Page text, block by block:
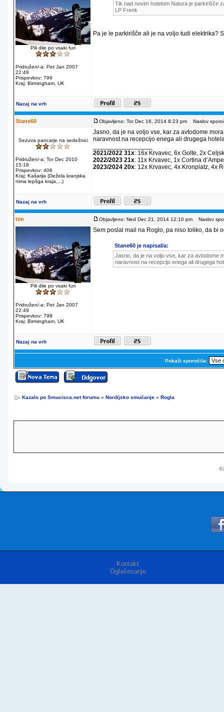
Pili dile po vsaki furi
Pridružen/-a: Pet Jan 2007
22:49
Prispevkov: 799
Kraj: Birmingham, UK
Tik nad novim hotelom Natura je parkirišče
LP Frenk
Pa je le parkirišče ali je na voljo tudi elektrika?
Nazaj na vrh
Stane60 Objavljeno: Tor Dec 16, 2014 8:23 pm Naslov
Sezuva pancarje na sedežnici
Pridružen/-a: Tor Dec 2010
15:18
Prispevkov: 406
Kraj: Kašarija (Dežela kranjska
nima lepšga kraja,...)
Jasno, da je na voljo vse, kar za avtodome
naravnost na recepcijo enega ali drugega
2021/2022 31x: 16x Krvavec, 6x Golte, 2x
2022/2023 21x: 11x Krvavec, 1x Cortina
2023/2024 20x: 12x Krvavec, 4x Kronplatz, 4x
Nazaj na vrh
tim Objavljeno: Ned Dec 21, 2014 12:10 pm Naslov
Pili dile po vsaki furi
Pridružen/-a: Pet Jan 2007
22:49
Prispevkov: 799
Kraj: Birmingham, UK
Sem poslal mail na Roglo, pa niso toliko, da bi
Stane60 je napisal/a:
Jasno, da je na voljo vse, kar za avtodome
naravnost na recepcijo enega ali drugega
Nazaj na vrh
Pokaži sporočila:
Kazalo po Smucisca.net forumu » Nordijsko smučanje » Rogla
©
Kontakt
Oglaševanje